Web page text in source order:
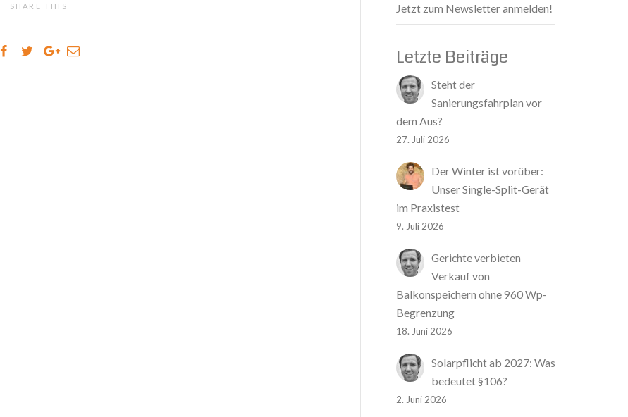
SHARE THIS Jetzt zum Newsletter anmelden!
Letzte Beiträge
Steht der
Sanierungsfahrplan vor
dem Aus?
27. Juli 2026
Der Winter ist vorüber:
Unser Single-Split-Gerät
im Praxistest
9. Juli 2026
Gerichte verbieten
Verkauf von
Balkonspeichern ohne 960 Wp-
Begrenzung
18. Juni 2026
Solarpflicht ab 2027: Was
bedeutet §106?
2. Juni 2026